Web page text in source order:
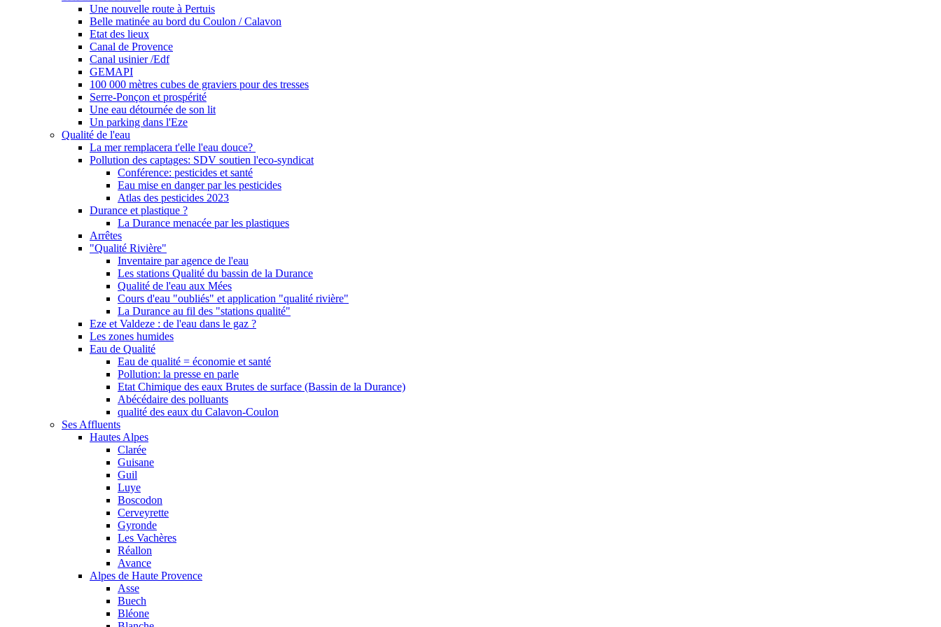
Une nouvelle route à Pertuis
Belle matinée au bord du Coulon / Calavon
Etat des lieux
Canal de Provence
Canal usinier /Edf
GEMAPI
100 000 mètres cubes de graviers pour des tresses
Serre-Ponçon et prospérité
Une eau détournée de son lit
Un parking dans l'Eze
Qualité de l'eau
La mer remplacera t'elle l'eau douce?
Pollution des captages: SDV soutien l'eco-syndicat
Conférence: pesticides et santé
Eau mise en danger par les pesticides
Atlas des pesticides 2023
Durance et plastique ?
La Durance menacée par les plastiques
Arrêtes
"Qualité Rivière"
Inventaire par agence de l'eau
Les stations Qualité du bassin de la Durance
Qualité de l'eau aux Mées
Cours d'eau "oubliés" et application "qualité rivière"
La Durance au fil des "stations qualité"
Eze et Valdeze : de l'eau dans le gaz ?
Les zones humides
Eau de Qualité
Eau de qualité = économie et santé
Pollution: la presse en parle
Etat Chimique des eaux Brutes de surface (Bassin de la Durance)
Abécédaire des polluants
qualité des eaux du Calavon-Coulon
Ses Affluents
Hautes Alpes
Clarée
Guisane
Guil
Luye
Boscodon
Cerveyrette
Gyronde
Les Vachères
Réallon
Avance
Alpes de Haute Provence
Asse
Buech
Bléone